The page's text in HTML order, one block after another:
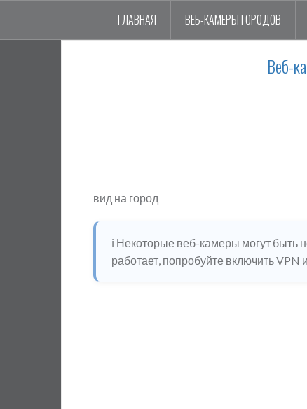
ГЛАВНАЯ ВЕБ-КАМЕРЫ ГОРОДОВ
Веб-
вид на город
ℹ️ Некоторые веб-камеры могут быть
работает, попробуйте включить VPN